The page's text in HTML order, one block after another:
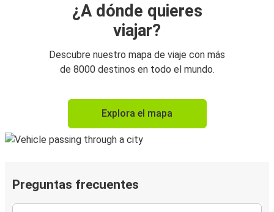
¿A dónde quieres
viajar?
Descubre nuestro mapa de viaje con más
de 8000 destinos en todo el mundo.
Explora el mapa
Preguntas frecuentes